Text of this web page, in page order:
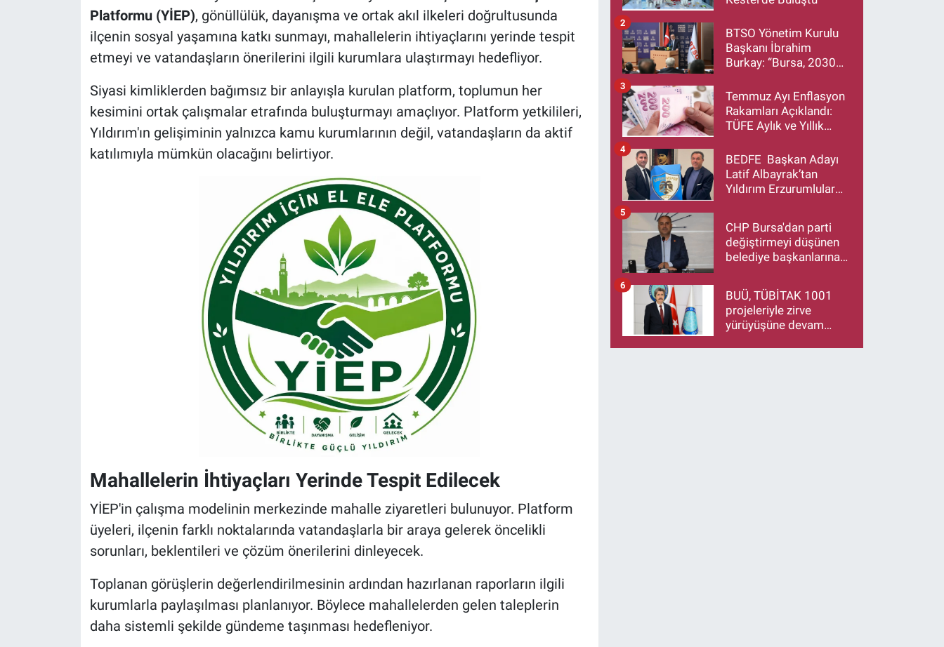
Platformu (YİEP), gönüllülük, dayanışma ve ortak akıl ilkeleri doğrultusunda
ilçenin sosyal yaşamına katkı sunmayı, mahallelerin ihtiyaçlarını yerinde tespit
etmeyi ve vatandaşların önerilerini ilgili kurumlara ulaştırmayı hedefliyor.
Siyasi kimliklerden bağımsız bir anlayışla kurulan platform, toplumun her
kesimini ortak çalışmalar etrafında buluşturmayı amaçlıyor. Platform yetkilileri,
Yıldırım'ın gelişiminin yalnızca kamu kurumlarının değil, vatandaşların da aktif
katılımıyla mümkün olacağını belirtiyor.
Mahallelerin İhtiyaçları Yerinde Tespit Edilecek
YİEP'in çalışma modelinin merkezinde mahalle ziyaretleri bulunuyor. Platform
üyeleri, ilçenin farklı noktalarında vatandaşlarla bir araya gelerek öncelikli
sorunları, beklentileri ve çözüm önerilerini dinleyecek.
Toplanan görüşlerin değerlendirilmesinin ardından hazırlanan raporların ilgili
kurumlarla paylaşılması planlanıyor. Böylece mahallelerden gelen taleplerin
daha sistemli şekilde gündeme taşınması hedefleniyor.
BTSO Yönetim Kurulu
Başkanı İbrahim
Burkay: “Bursa, 2030
Büyütmeye Devam
Edecek”
2
Temmuz Ayı Enflasyon
Rakamları Açıklandı:
TÜFE Aylık ve Yıllık
3
BEDFE Başkan Adayı
Latif Albayrak’tan
Yıldırım Erzurumlular
Ziyareti
4
CHP Bursa'dan parti
değiştirmeyi düşünen
belediye başkanlarına
makamlarınızı da
bırakın
5
BUÜ, TÜBİTAK 1001
projeleriyle zirve
yürüyüşüne devam
6